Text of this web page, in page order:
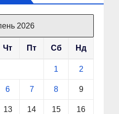
2026
Чт Пт Сб Нд
1 2
6 7 8 9
13 14 15 16